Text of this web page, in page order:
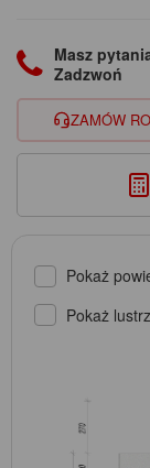
Masz
Zadzwoń
ZAMÓW
Pokaż
Pokaż